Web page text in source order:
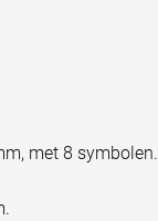
met 8 symbolen.